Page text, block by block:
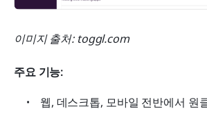
이미지 출처: toggl.com
주요 기능:
웹, 데스크톱, 모바일 전반에서 원